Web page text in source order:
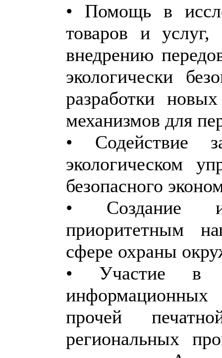
• Помощь в
товаров и
внедрению
экологически
разработки
механизмов для
• Содействие
экологическом
безопасного
• Создание
приоритетным
сфере охраны
• Участие в
прочей
региональных